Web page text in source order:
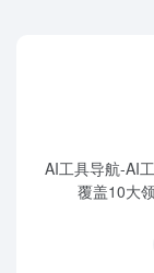
AI工具导航-AI
覆盖10大